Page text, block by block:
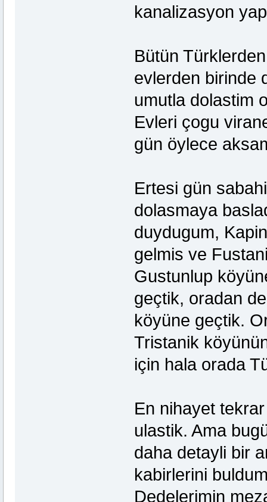
kanalizasyon
Bütün
evlerden birinde
umutla dolastim
Evleri çogu
gün öylece
Ertesi gün
dolasmaya
duydugum,
gelmis ve
Gustunlup
geçtik, oradan
köyüne geçtik.
Tristanik
için hala orada
En nihayet
ulastik. Ama
daha detayli bir
kabirlerini
Dedelerimin